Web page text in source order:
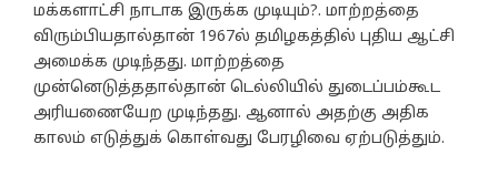
மக்களாட்சி நாடாக இருக்க முடியும்?. மாற்றத்தை
விரும்பியதால்தான் 1967ல் தமிழகத்தில் புதிய ஆட்சி
அமைக்க முடிந்தது. மாற்றத்தை
முன்னெடுத்ததால்தான் டெல்லியில் துடைப்பம்கூட
அரியணையேற முடிந்தது. ஆனால் அதற்கு அதிக
காலம் எடுத்துக் கொள்வது பேரழிவை ஏற்படுத்தும்.